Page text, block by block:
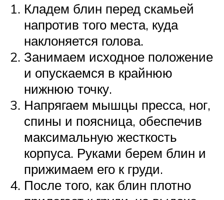
Кладем блин перед скамьей
напротив того места, куда
наклоняется голова.
Занимаем исходное положение
и опускаемся в крайнюю
нижнюю точку.
Напрягаем мышцы пресса, ног,
спины и поясница, обеспечив
максимальную жесткость
корпуса. Руками берем блин и
прижимаем его к груди.
После того, как блин плотно